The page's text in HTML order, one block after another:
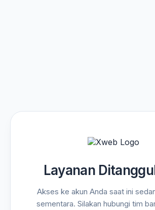
Layanan
Akses ke akun Anda saat ini
sementara. Silakan hubungi tim